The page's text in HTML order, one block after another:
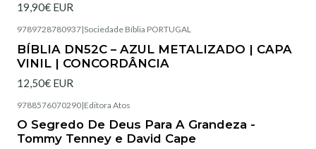
19,90€ EUR
9789728780937|Sociedade Bíblia PORTUGAL
BÍBLIA DN52C – AZUL METALIZADO | CAPA
VINIL | CONCORDÂNCIA
12,50€ EUR
9788576070290|Editora Atos
O Segredo De Deus Para A Grandeza -
Tommy Tenney e David Cape